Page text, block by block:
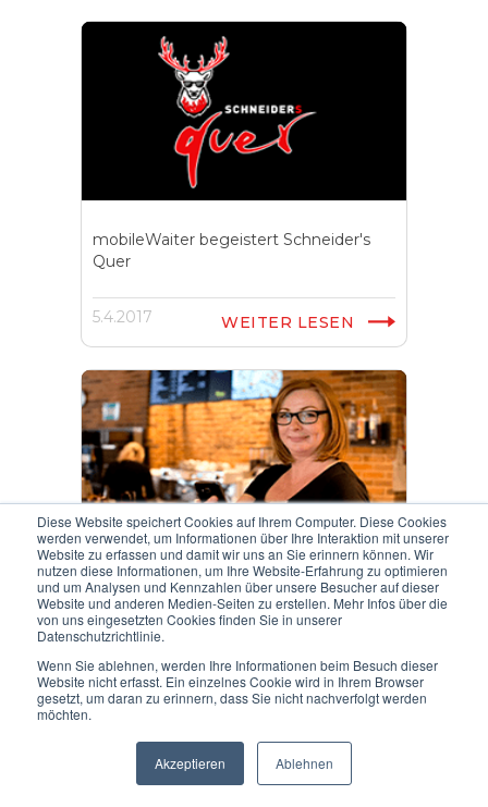
Diese Website speichert Cookies auf Ihrem Computer. Diese Cookies
werden verwendet, um Informationen über Ihre Interaktion mit unserer
Website zu erfassen und damit wir uns an Sie erinnern können. Wir
nutzen diese Informationen, um Ihre Website-Erfahrung zu optimieren
und um Analysen und Kennzahlen über unsere Besucher auf dieser
Website und anderen Medien-Seiten zu erstellen. Mehr Infos über die
von uns eingesetzten Cookies finden Sie in unserer
Datenschutzrichtlinie.
Wenn Sie ablehnen, werden Ihre Informationen beim Besuch dieser
Website nicht erfasst. Ein einzelnes Cookie wird in Ihrem Browser
gesetzt, um daran zu erinnern, dass Sie nicht nachverfolgt werden
möchten.
Akzeptieren Ablehnen
mobileWaiter begeistert Schneider's
Quer
5.4.2017 WEITER LESEN
Moser's Backparadies bekommt
Unterstützung vom mobileWaiter
29.3.2017 WEITER LESEN